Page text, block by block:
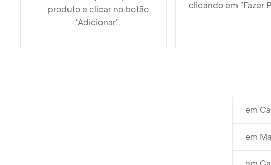
produto e clicar no botão
“Adicionar”.
clicando em ”Fazer
em
em